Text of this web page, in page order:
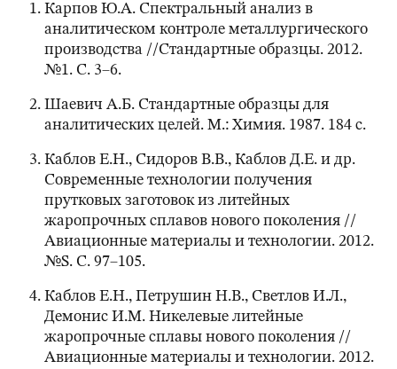
Карпов Ю.А. Спектральный анализ в
аналитическом контроле металлургического
производства //Стандартные образцы. 2012.
№1. C. 3–6.
Шаевич А.Б. Стандартные образцы для
аналитических целей. М.: Химия. 1987. 184 с.
Каблов Е.Н., Сидоров В.В., Каблов Д.Е. и др.
Современные технологии получения
прутковых заготовок из литейных
жаропрочных сплавов нового поколения //
Авиационные материалы и технологии. 2012.
№S. С. 97–105.
Каблов Е.Н., Петрушин Н.В., Светлов И.Л.,
Демонис И.М. Никелевые литейные
жаропрочные сплавы нового поколения //
Авиационные материалы и технологии. 2012.